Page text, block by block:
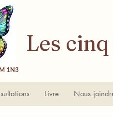
cinq
1N3
Livre Nous